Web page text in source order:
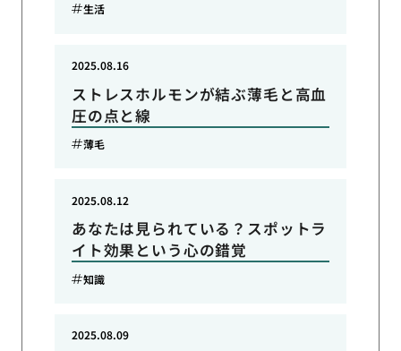
生活
ストレスホルモンが結ぶ薄毛と高血
圧の点と線
2025.08.16
薄毛
あなたは見られている？スポットラ
イト効果という心の錯覚
2025.08.12
知識
2025.08.09